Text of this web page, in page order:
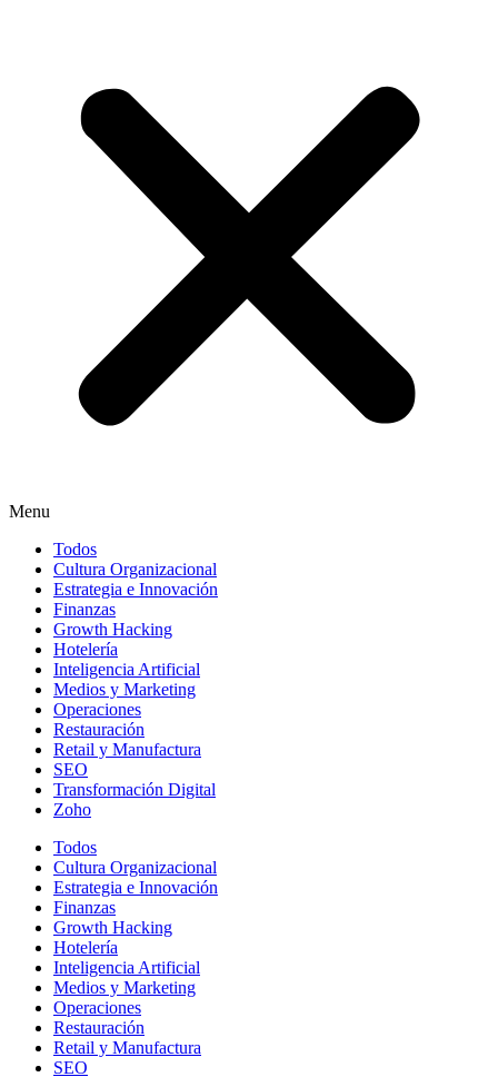
Menu
Todos
Cultura Organizacional
Estrategia e Innovación
Finanzas
Growth Hacking
Hotelería
Inteligencia Artificial
Medios y Marketing
Operaciones
Restauración
Retail y Manufactura
SEO​​
Transformación Digital
Zoho
Todos
Cultura Organizacional
Estrategia e Innovación
Finanzas
Growth Hacking
Hotelería
Inteligencia Artificial
Medios y Marketing
Operaciones
Restauración
Retail y Manufactura
SEO​​